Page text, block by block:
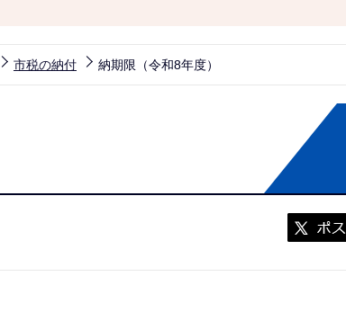
市税の納付 納期限（令和8年度）